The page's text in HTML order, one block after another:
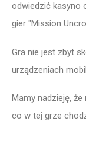
odwiedzić kasyno
gier "Mission
Gra nie jest zbyt
urządzeniach
Mamy nadzieję,
co w tej grze